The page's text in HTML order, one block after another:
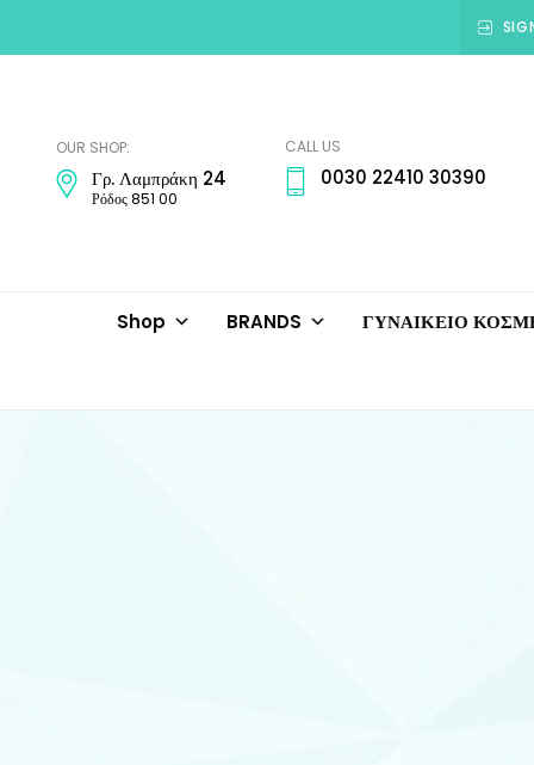
OUR SHOP:
Γρ. Λαμπράκη 24
Ρόδος 851 00
CALL US
0030 22410 30390
Shop BRANDS ΓΥΝΑΙΚΕΙΟ